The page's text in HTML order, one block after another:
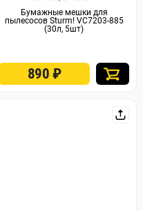
Бумажные мешки для
пылесосов Sturm! VC7203-885
(30л, 5шт)
890 ₽